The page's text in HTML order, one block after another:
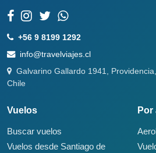
+56 9 8199 1292
info@travelviajes.cl
Galvarino Gallardo 1941,
Chile
Vuelos
Buscar vuelos
Vuelos desde Santiago de
Por